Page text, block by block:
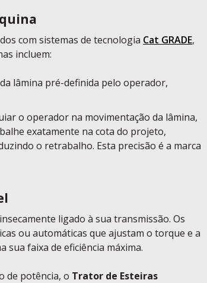
com sistemas de tecnologia Cat GRADE,
incluem:
lâmina pré-definida pelo operador,
o operador na movimentação da lâmina,
exatamente na cota do projeto,
o retrabalho. Esta precisão é a marca
ligado à sua transmissão. Os
ou automáticas que ajustam o torque e a
faixa de eficiência máxima.
de potência, o Trator de Esteiras